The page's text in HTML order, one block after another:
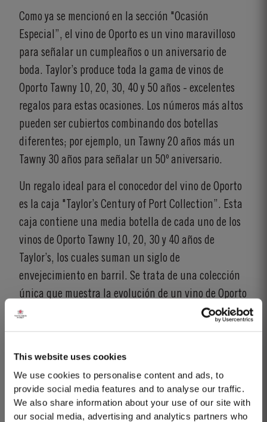
This website uses cookies
We use cookies to personalise content and ads, to
provide social media features and to analyse our traffic.
We also share information about your use of our site with
our social media, advertising and analytics partners who
Como ya se mencionó en la sección "Ocasión
Especial”, el vino de Oporto es un vino maravilloso
para señalar un cumpleaños o un aniversario de
boda. Taylor’s produce toda la gama de vinos de
Oporto Tawny 10, 20, 30, 40 y 50 años - excelentes
regalos para estas ocasiones. Los números más altos
pueden ser cubiertos combinando dos botellas
diferentes; por ejemplo, un Tawny 20 años más un
Tawny 30 años para señalar un 50º aniversario.
Un regalo ideal para el conocedor del vino de Oporto
es la caja "Taylor’s Century of Port Collection”. Esta
caja contiene una media botella de cada uno de los
vinos de Oporto Tawny 10, 20, 30 y 40 años de
Taylor’s, los cuales suman un siglo de
envejecimiento en barril. Se trata de una colección
única que muestra la evolución de un vino de Oporto
Tawny a medida que envejece en madera; comienza
con el Tawny 10 años, redondo y con sabores a
concentrado.